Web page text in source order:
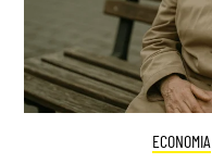
ECONOMIA